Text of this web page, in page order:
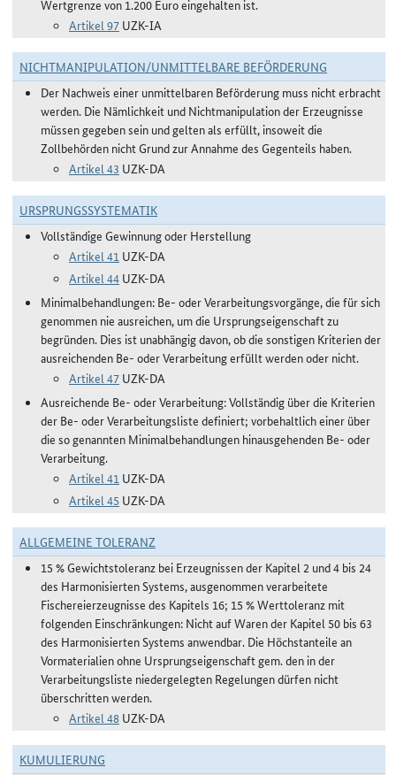
Wertgrenze von 1.200 Euro eingehalten ist.
Artikel 97 UZK-IA
NICHTMANIPULATION/UNMITTELBARE BEFÖRDERUNG
Der Nachweis einer unmittelbaren Beförderung muss nicht erbracht
werden. Die Nämlichkeit und Nichtmanipulation der Erzeugnisse
müssen gegeben sein und gelten als erfüllt, insoweit die
Zollbehörden nicht Grund zur Annahme des Gegenteils haben.
Artikel 43 UZK-DA
URSPRUNGSSYSTEMATIK
Vollständige Gewinnung oder Herstellung
Artikel 41 UZK-DA
Artikel 44 UZK-DA
Minimalbehandlungen: Be- oder Verarbeitungsvorgänge, die für sich
genommen nie ausreichen, um die Ursprungseigenschaft zu
begründen. Dies ist unabhängig davon, ob die sonstigen Kriterien der
ausreichenden Be- oder Verarbeitung erfüllt werden oder nicht.
Artikel 47 UZK-DA
Ausreichende Be- oder Verarbeitung: Vollständig über die Kriterien
der Be- oder Verarbeitungsliste definiert; vorbehaltlich einer über
die so genannten Minimalbehandlungen hinausgehenden Be- oder
Verarbeitung.
Artikel 41 UZK-DA
Artikel 45 UZK-DA
ALLGEMEINE TOLERANZ
15 % Gewichtstoleranz bei Erzeugnissen der Kapitel 2 und 4 bis 24
des Harmonisierten Systems, ausgenommen verarbeitete
Fischereierzeugnisse des Kapitels 16; 15 % Werttoleranz mit
folgenden Einschränkungen: Nicht auf Waren der Kapitel 50 bis 63
des Harmonisierten Systems anwendbar. Die Höchstanteile an
Vormaterialien ohne Ursprungseigenschaft gem. den in der
Verarbeitungsliste niedergelegten Regelungen dürfen nicht
überschritten werden.
Artikel 48 UZK-DA
KUMULIERUNG